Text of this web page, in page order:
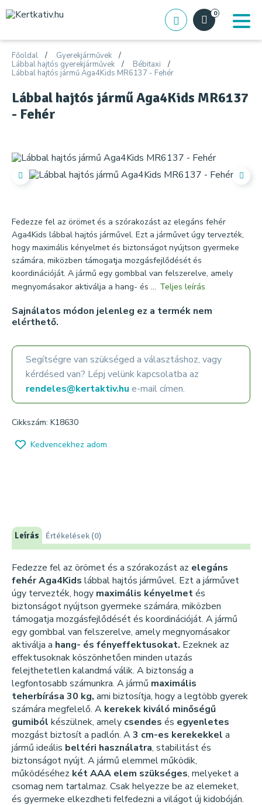
0
Főoldal
Gyerekjárművek
Lábbal hajtós gyerekjárművek
Bébitaxi
Lábbal hajtós jármű Aga4Kids MR6137 - Fehér
Lábbal hajtós jármű Aga4Kids MR6137
- Fehér
Fedezze fel az örömet és a szórakozást az elegáns fehér
Aga4Kids lábbal hajtós járművel. Ezt a járművet úgy tervezték,
hogy maximális kényelmet és biztonságot nyújtson gyermeke
számára, miközben támogatja mozgásfejlődését és
koordinációját. A jármű egy gombbal van felszerelve, amely
megnyomásakor aktiválja a hang- és ... Teljes leírás
Sajnálatos módon jelenleg ez a termék nem
elérthető.
Segítségre van szükséged a választáshoz, vagy
kérdésed van? Lépj velünk kapcsolatba az
rendeles@kertaktiv.hu e-mail címen.
Cikkszám: K18630
Kedvencekhez adom
Leírás Értékelések (0)
Fedezze fel az örömet és a szórakozást az elegáns
fehér Aga4Kids lábbal hajtós járművel. Ezt a járművet
úgy tervezték, hogy maximális kényelmetés
biztonságot nyújtson gyermeke számára, miközben
támogatja mozgásfejlődését és koordinációját. A jármű
egy gombbal van felszerelve, amely megnyomásakor
aktiválja a hang- és fényeffektusokat. Ezeknek az
effektusoknak köszönhetően minden utazás
felejthetetlen kalandmá válik. A biztonság a
legfontosabb számunkra. A jármű maximális
teherbírása 30 kg, ami biztosítja, hogy a legtöbb gyerek
számára megfelelő. A kerekek kiváló minőségű
gumiból készülnek, amely csendes és egyenletes
mozgást biztosít a padlón. A3 cm-es kerekekkel a
jármű ideális beltéri használatra, stabilitást és
biztonságot nyújt. A jármű elemmel működik,
működéséhez két AAA elem szükséges, melyeket a
csomag nem tartalmaz. Csak helyezze be az elemeket,
és gyermeke elkezdheti felfedezni a világot új kidobóján.